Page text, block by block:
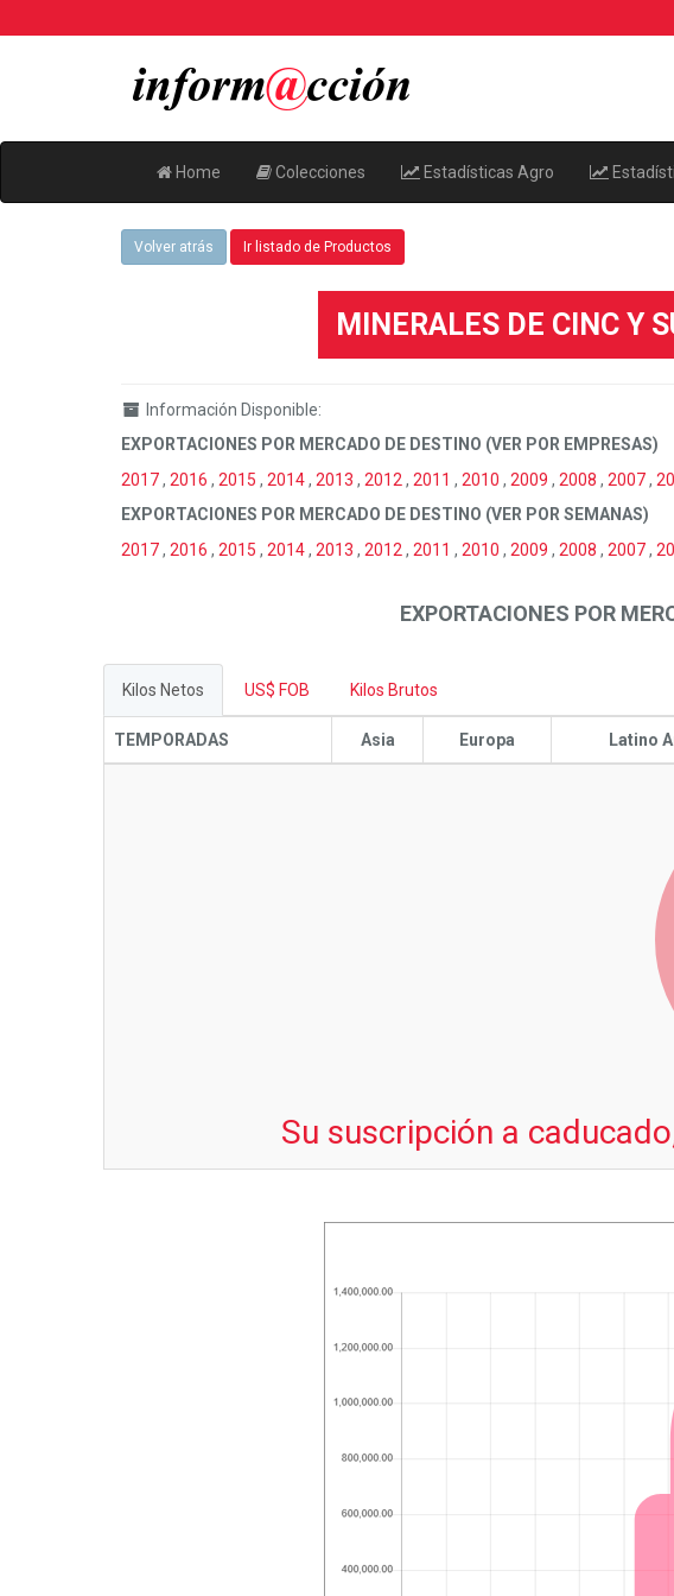
Home Colecciones Estadísticas Agro
Volver atrás Ir listado de Productos
MINERALES DE CINC Y
Información Disponible:
EXPORTACIONES POR MERCADO DE DESTINO (VER POR EMPRESAS)
2017, 2016 , 2015 , 2014, 2013 , 2012 , 2011 , 2010 , 2009 , 2008 , 2007,
EXPORTACIONES POR MERCADO DE DESTINO (VER POR SEMANAS)
2017, 2016 , 2015 , 2014, 2013 , 2012 , 2011 , 2010 , 2009 , 2008 , 2007,
EXPORTACIONES POR
Kilos Netos US$ FOB Kilos Brutos
TEMPORADAS Asia Europa Latino
Su suscripción a